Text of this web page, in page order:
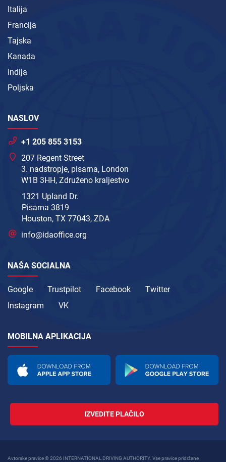
Italija
Francija
Tajska
Kanada
Indija
Poljska
NASLOV
+1 205 855 3153
207 Regent Street
3. nadstropje, pisarna, London
W1B 3HH, Združeno kraljestvo
1321 Upland Dr.
Pisarna 3819
Houston, TX 77043, ZDA
info@idaoffice.org
NAŠA SOCIALNA
Google Trustpilot Facebook
Twitter
Instagram
VK
MOBILNA APLIKACIJA
IZVEDITE PLAČILO
Avtorske pravice © 2026 INTERNATIONAL DRIVING AUTHORITY. Vse pravice pridržane